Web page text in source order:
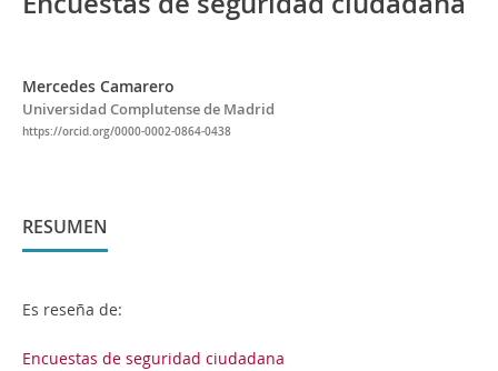
Mercedes Camarero
Universidad Complutense de Madrid
https://orcid.org/0000-0002-0864-0438
RESUMEN
Es reseña de:
Encuestas de seguridad ciudadana